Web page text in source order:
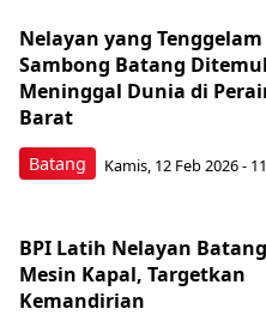
Batang
Nelayan yang
Sambong Batang
Meninggal Dunia di
Barat
Kamis, 12 Feb 2026 -
BPI Latih Nelayan
Mesin Kapal, Targetkan
Kemandirian